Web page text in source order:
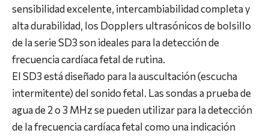
sensibilidad excelente, intercambiabilidad completa y
alta durabilidad, los Dopplers ultrasónicos de bolsillo
de la serie SD3 son ideales para la detección de
frecuencia cardíaca fetal de rutina.
El SD3 está diseñado para la auscultación (escucha
intermitente) del sonido fetal. Las sondas a prueba de
agua de 2 o 3 MHz se pueden utilizar para la detección
de la frecuencia cardíaca fetal como una indicación